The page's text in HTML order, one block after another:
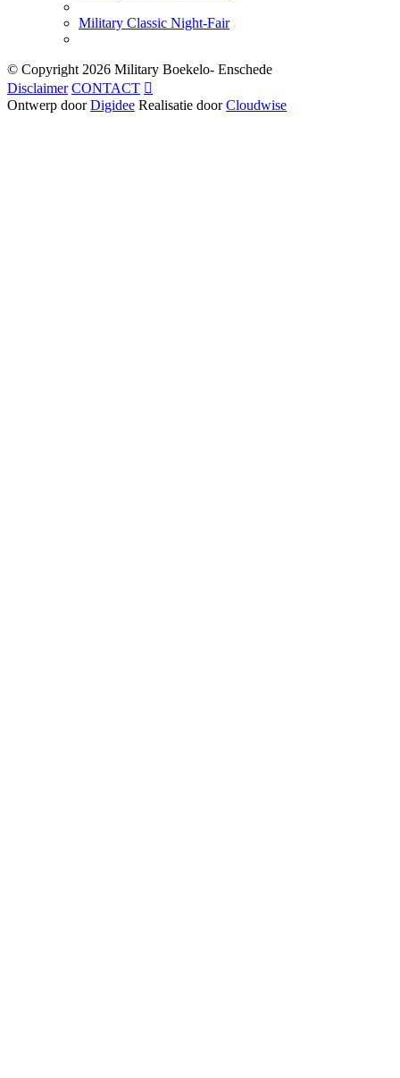
Military Classic Night-Fair
© Copyright 2026 Military Boekelo- Enschede
Disclaimer CONTACT 
Ontwerp doorDigidee Realisatie doorCloudwise